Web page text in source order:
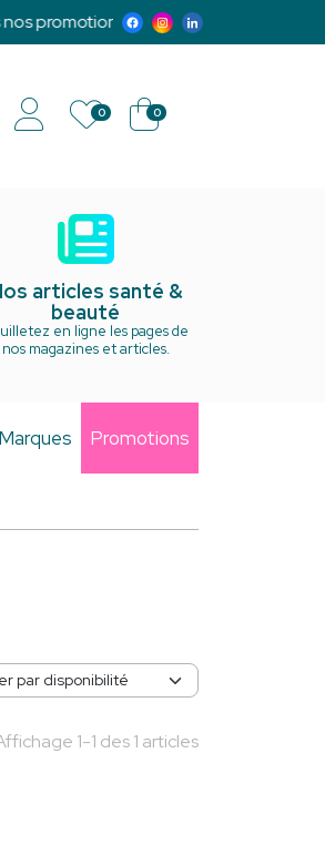
promotions exclusives et notre
0 0
articles santé &
beauté
en ligne les pages de
nos magazines et articles.
Marques Promotions
1-1 des 1 articles